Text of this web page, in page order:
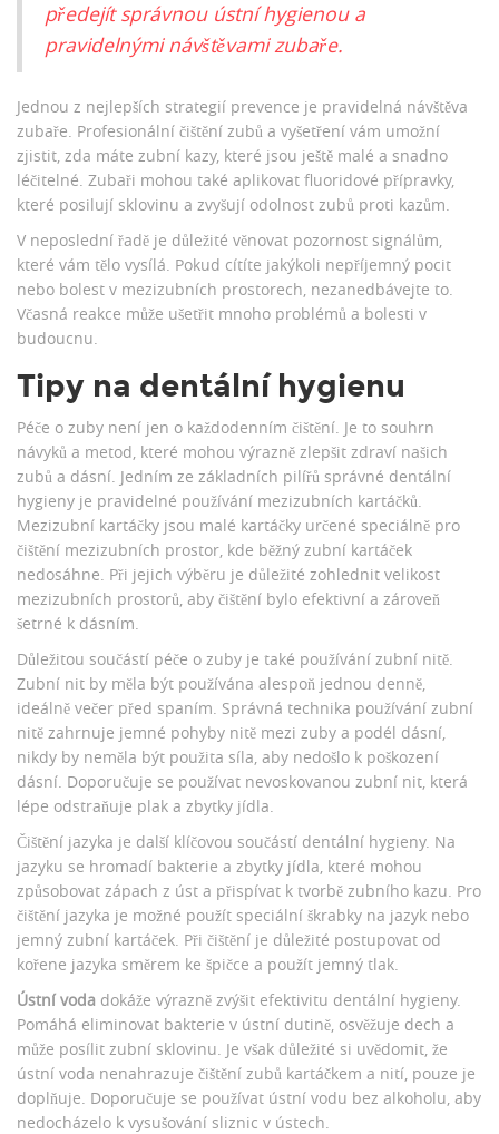
předejít správnou ústní hygienou a
pravidelnými návštěvami zubaře.
Jednou z nejlepších strategií prevence je pravidelná návštěva
zubaře. Profesionální čištění zubů a vyšetření vám umožní
zjistit, zda máte zubní kazy, které jsou ještě malé a snadno
léčitelné. Zubaři mohou také aplikovat fluoridové přípravky,
které posilují sklovinu a zvyšují odolnost zubů proti kazům.
V neposlední řadě je důležité věnovat pozornost signálům,
které vám tělo vysílá. Pokud cítíte jakýkoli nepříjemný pocit
nebo bolest v mezizubních prostorech, nezanedbávejte to.
Včasná reakce může ušetřit mnoho problémů a bolesti v
budoucnu.
Tipy na dentální hygienu
Péče o zuby není jen o každodenním čištění. Je to souhrn
návyků a metod, které mohou výrazně zlepšit zdraví našich
zubů a dásní. Jedním ze základních pilířů správné dentální
hygieny je pravidelné používání mezizubních kartáčků.
Mezizubní kartáčky jsou malé kartáčky určené speciálně pro
čištění mezizubních prostor, kde běžný zubní kartáček
nedosáhne. Při jejich výběru je důležité zohlednit velikost
mezizubních prostorů, aby čištění bylo efektivní a zároveň
šetrné k dásním.
Důležitou součástí péče o zuby je také používání zubní nitě.
Zubní nit by měla být používána alespoň jednou denně,
ideálně večer před spaním. Správná technika používání zubní
nitě zahrnuje jemné pohyby nitě mezi zuby a podél dásní,
nikdy by neměla být použita síla, aby nedošlo k poškození
dásní. Doporučuje se používat nevoskovanou zubní nit, která
lépe odstraňuje plak a zbytky jídla.
Čištění jazyka je další klíčovou součástí dentální hygieny. Na
jazyku se hromadí bakterie a zbytky jídla, které mohou
způsobovat zápach z úst a přispívat k tvorbě zubního kazu. Pro
čištění jazyka je možné použít speciální škrabky na jazyk nebo
jemný zubní kartáček. Při čištění je důležité postupovat od
kořene jazyka směrem ke špičce a použít jemný tlak.
Ústní voda dokáže výrazně zvýšit efektivitu dentální hygieny.
Pomáhá eliminovat bakterie v ústní dutině, osvěžuje dech a
může posílit zubní sklovinu. Je však důležité si uvědomit, že
ústní voda nenahrazuje čištění zubů kartáčkem a nití, pouze je
doplňuje. Doporučuje se používat ústní vodu bez alkoholu, aby
nedocházelo k vysušování sliznic v ústech.